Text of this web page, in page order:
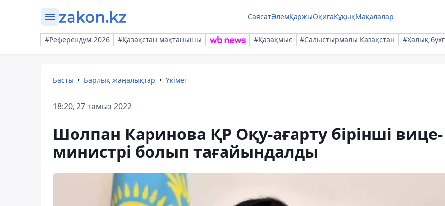
СаясатӘлемҚаржыОқиғаҚұқықМақалалар
#Референдум-2026 #Қазақстан мақтанышы #Қазақмыс #Салыстырмалы Қазақстан #Халық
Басты Барлық жаңалықтар Үкімет
18:20, 27 тамыз 2022
Шолпан Каринова ҚР Оқу-ағарту бірінші вице-
министрі болып тағайындалды